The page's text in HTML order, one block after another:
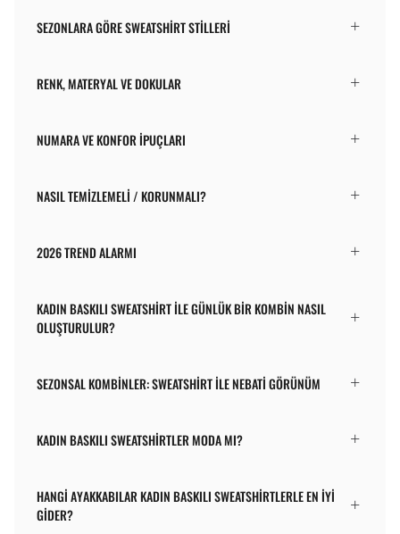
SEZONLARA GÖRE SWEATSHIRT STILLERI
RENK, MATERYAL VE DOKULAR
NUMARA VE KONFOR İPUÇLARI
NASIL TEMIZLEMELI / KORUNMALI?
2026 TREND ALARMI
KADIN BASKILI SWEATSHIRT ILE GÜNLÜK BIR KOMBIN NASIL
OLUŞTURULUR?
SEZONSAL KOMBINLER: SWEATSHIRT ILE NEBATI GÖRÜNÜM
KADIN BASKILI SWEATSHIRTLER MODA MI?
HANGI AYAKKABILAR KADIN BASKILI SWEATSHIRTLERLE EN İYI
GIDER?